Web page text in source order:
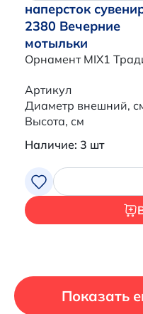
наперсток
2380 Вечерние
мотыльки
Орнамент MIX1
Артикул
Диаметр внешний,
Высота, см
Наличие: 3 шт
Показать